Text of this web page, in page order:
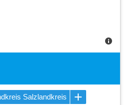
Salzlandkreis